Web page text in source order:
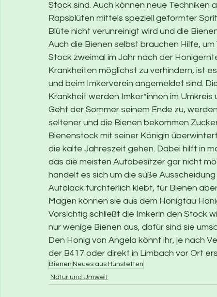
Stock sind. Auch können neue
Rapsblüten mittels speziell geformter
Blüte nicht verunreinigt wird und die
Auch die Bienen selbst brauchen Hilfe,
Stock zweimal im Jahr nach der
Krankheiten möglichst zu verhindern, ist
und beim Imkerverein angemeldet sind.
Krankheit werden Imker*innen im
Geht der Sommer seinem Ende zu,
seltener und die Bienen bekommen
Bienenstock mit seiner Königin
die kalte Jahreszeit gehen. Dabei hilft in
das die meisten Autobesitzer gar nicht
handelt es sich um die süße
Autolack fürchterlich klebt, für Bienen
Magen können sie aus dem Honigtau
Vorsichtig schließt die Imkerin den Stock
nur wenige Bienen aus, dafür sind sie
Den Honig von Angela könnt ihr, je nach
der B417 oder direkt in Limbach vor Ort
Bienen Neues aus Hünstetten
Natur und Umwelt